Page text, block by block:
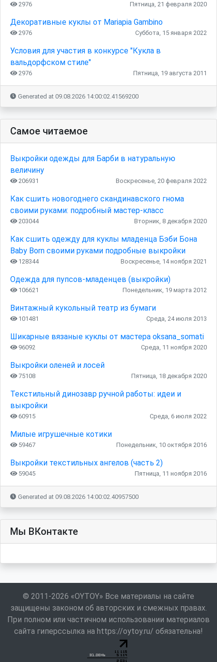
2976 Пятница, 21 февраля 2020
Декоративные куклы от Mariapia Gambino
2976 Суббота, 15 января 2022
Условия для участия в конкурсе "Кукла в
вальдорфском стиле"
2976 Пятница, 19 августа 2011
Generated at 09.08.2026 14:00:02.41569200
Самое читаемое
Выкройки одежды для Барби в натуральную
величину
206931 Воскресенье, 20 февраля 2022
Как сшить новогоднего скандинавского гнома
своими руками: подробный мастер-класс
203044 Вторник, 8 декабря 2020
Как сшить одежду для куклы младенца Бэби Бона
Baby Born своими руками подробные выкройки
128344 Воскресенье, 14 ноября 2021
Одежда для пупсов-младенцев (выкройки)
106621 Понедельник, 19 марта 2012
Винтажный кукольный театр из бумаги
101481 Среда, 24 июля 2013
Шикарные вязаные куклы от мастера oksana_somati
96092 Среда, 11 ноября 2020
Выкройки оленей и лосей
75108 Пятница, 18 декабря 2020
Текстильный динозавр ручной работы: идеи и
выкройки
60915 Среда, 6 июля 2022
Милые игрушечные котики
59467 Понедельник, 10 октября 2016
Выкройки текстильных ангелов (часть 2)
59045 Пятница, 11 ноября 2016
Generated at 09.08.2026 14:00:02.40957500
Мы ВКонтакте
© 2011-2026 «OYTOY» Все материалы на сайте
защищены законом об авторских и смежных правах.
При полном или частичном использовании материалов
сайта гиперссылка на https://oytoy.ru/ обязательна!